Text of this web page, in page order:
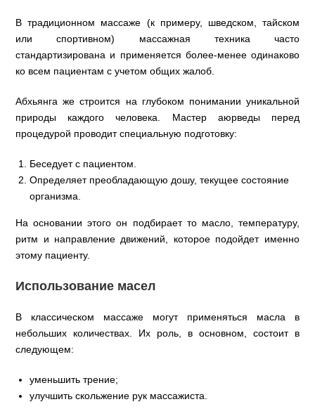
В традиционном массаже (к примеру, шведском, тайском
или спортивном) массажная техника часто
стандартизирована и применяется более-менее одинаково
ко всем пациентам с учетом общих жалоб.
Абхьянга же строится на глубоком понимании уникальной
природы каждого человека. Мастер аюрведы перед
процедурой проводит специальную подготовку:
Беседует с пациентом.
Определяет преобладающую дошу, текущее состояние
организма.
На основании этого он подбирает то масло, температуру,
ритм и направление движений, которое подойдет именно
этому пациенту.
Использование масел
В классическом массаже могут применяться масла в
небольших количествах. Их роль, в основном, состоит в
следующем:
уменьшить трение;
улучшить скольжение рук массажиста.